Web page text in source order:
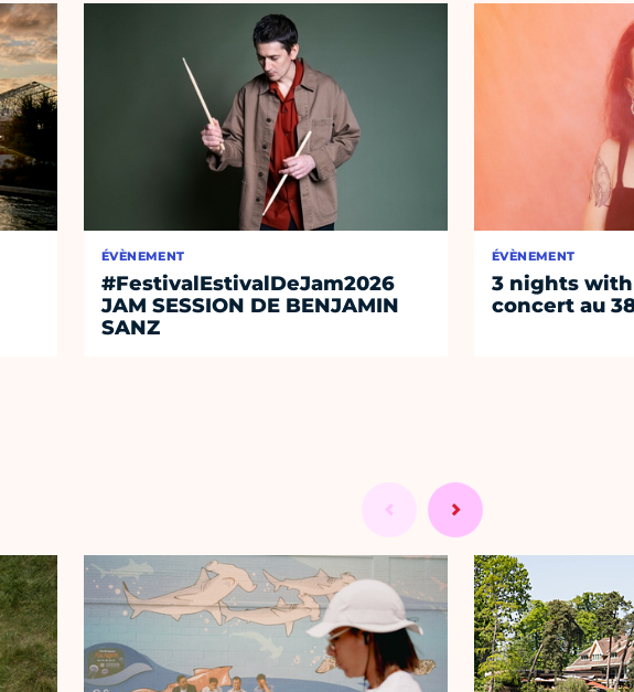
ÉVÈNEMENT
#FestivalEstivalDeJam2026
JAM SESSION DE BENJAMIN
SANZ
ÉVÈNEMENT
3 nights with
concert au